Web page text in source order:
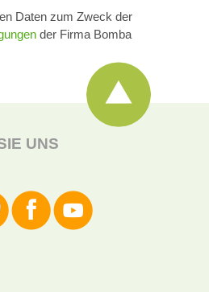
Daten zum Zweck der
der Firma Bomba
UNS